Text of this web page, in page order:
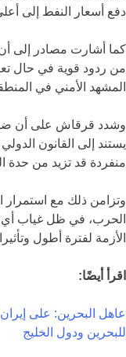
دفع أسعار النفط إلى
كما أشارت مصادر إلى
من ردود قوية في حال
المشهد الأمني في
وشدد قرقاش على أن
يستند إلى القانون
منفردة قد تزيد من حدة
وتزامن ذلك مع استمرار
الحرب، في ظل غياب أي
الأزمة لفترة أطول
اقرأ أيضًا:
عاهل البحرين: على
للبحرين ودول الخليج